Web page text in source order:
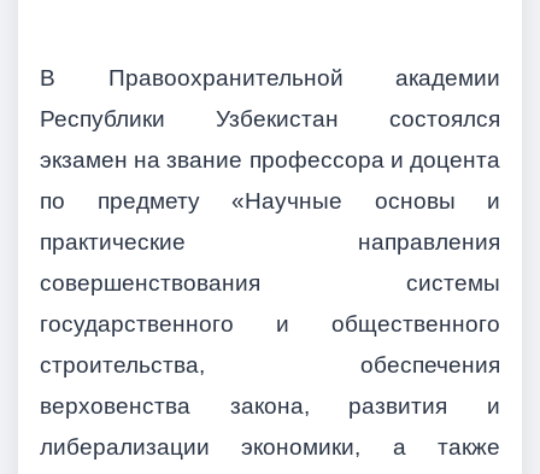
В Правоохранительной академии
Республики Узбекистан состоялся
экзамен на звание профессора и доцента
по предмету «Научные основы и
практические направления
совершенствования системы
государственного и общественного
строительства, обеспечения
верховенства закона, развития и
либерализации экономики, а также